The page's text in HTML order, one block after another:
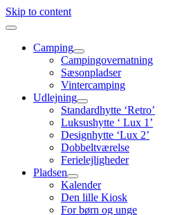
Skip to content
Camping
Campingovernatning
Sæsonpladser
Vintercamping
Udlejning
Standardhytte ‘Retro’
Luksushytte ‘ Lux 1’
Designhytte ‘Lux 2’
Dobbeltværelse
Ferielejligheder
Pladsen
Kalender
Den lille Kiosk
For børn og unge